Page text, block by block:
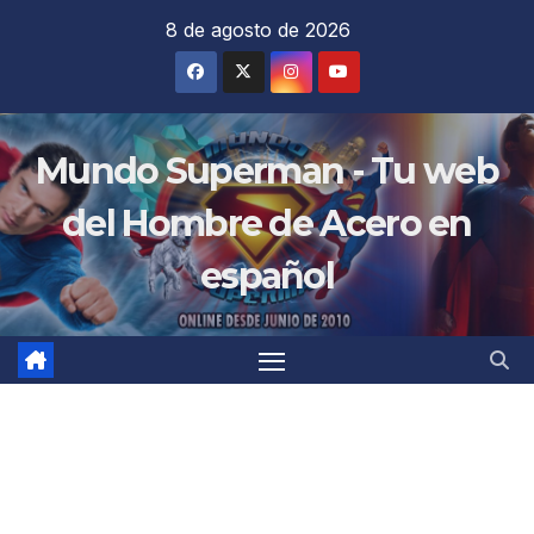
8 de agosto de 2026
Mundo Superman - Tu web
del Hombre de Acero en
español